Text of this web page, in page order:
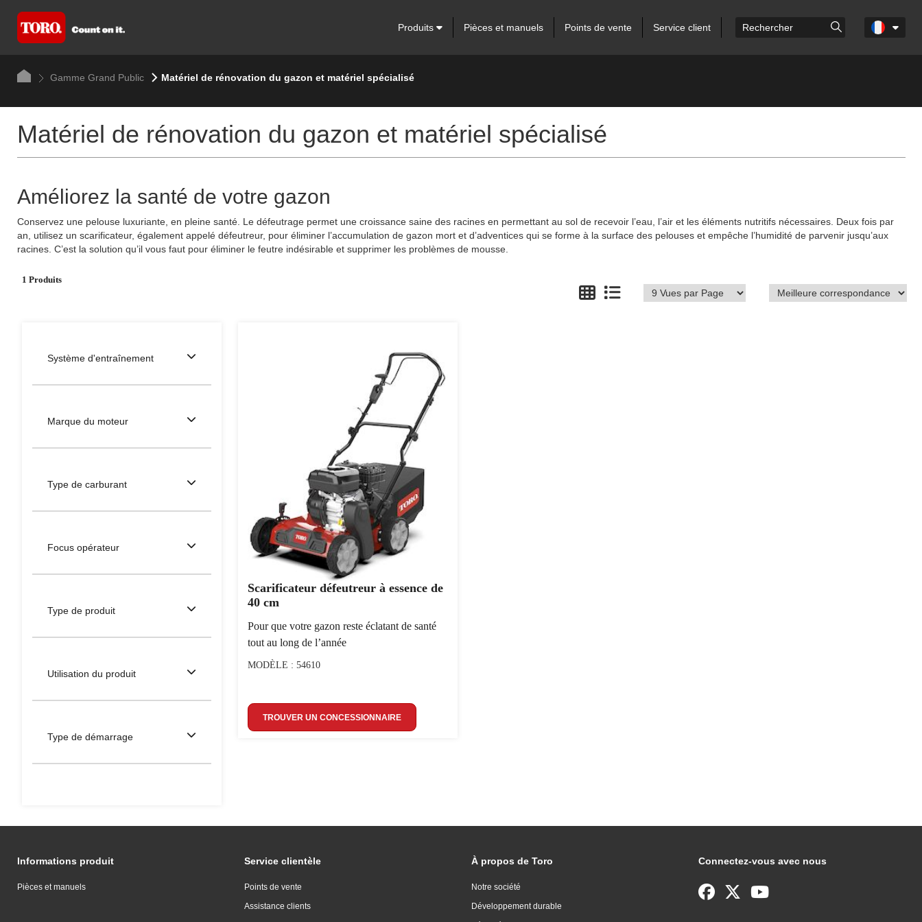
Produits Pièces et manuels Points de vente Service client
Gamme Grand Public Matériel de rénovation du gazon et matériel spécialisé
Matériel de rénovation du gazon et matériel spécialisé
Améliorez la santé de votre gazon
Conservez une pelouse luxuriante, en pleine santé. Le défeutrage permet une croissance saine des racines en permettant au sol de recevoir l’eau, l’air et les éléments nutritifs nécessaires. Deux fois par
an, utilisez un scarificateur, également appelé défeutreur, pour éliminer l’accumulation de gazon mort et d’adventices qui se forme à la surface des pelouses et empêche l’humidité de parvenir jusqu’aux
racines. C’est la solution qu’il vous faut pour éliminer le feutre indésirable et supprimer les problèmes de mousse.
1 Produits
Système d'entraînement
Marque du moteur
Type de carburant
Focus opérateur
Type de produit
Utilisation du produit
Type de démarrage
Scarificateur défeutreur à essence de
40 cm
Pour que votre gazon reste éclatant de santé
tout au long de l’année
MODÈLE : 54610
TROUVER UN CONCESSIONNAIRE
Informations produit
Pièces et manuels
Service clientèle
Points de vente
Assistance clients
À propos de Toro
Notre société
Développement durable
Connectez-vous avec nous